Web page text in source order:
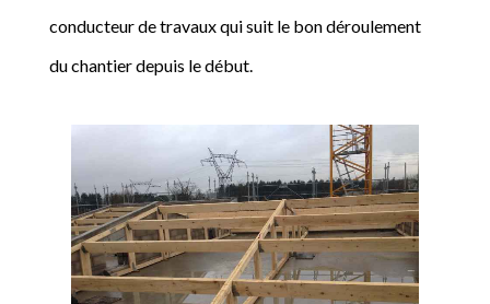
conducteur de travaux qui suit le bon déroulement
du chantier depuis le début.